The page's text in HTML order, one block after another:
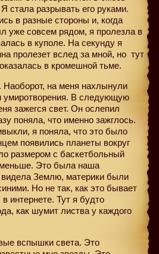
стала разрывать его руками.
в разные стороны и, когда
уже совсем рядом, я пролезла в
в куполе. На секунду я
пролезет вслед за мной, но тут
в кромешной тьме.
на меня нахлынули
умиротворения. В следующую
зажегся свет. Он ослепил
поняла, что именно зажглось.
я поняла, что это было
появились планеты вокруг
размером с баскетбольный
меньше. Это была наша
Землю, материки были
Но не так, как это бывает
интернете. Тут я будто
как шумит листва у каждого
вспышки света. Это